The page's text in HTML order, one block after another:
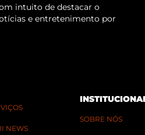
intuito de destacar o
e entretenimento por
NEWS
SOBRE NÓS